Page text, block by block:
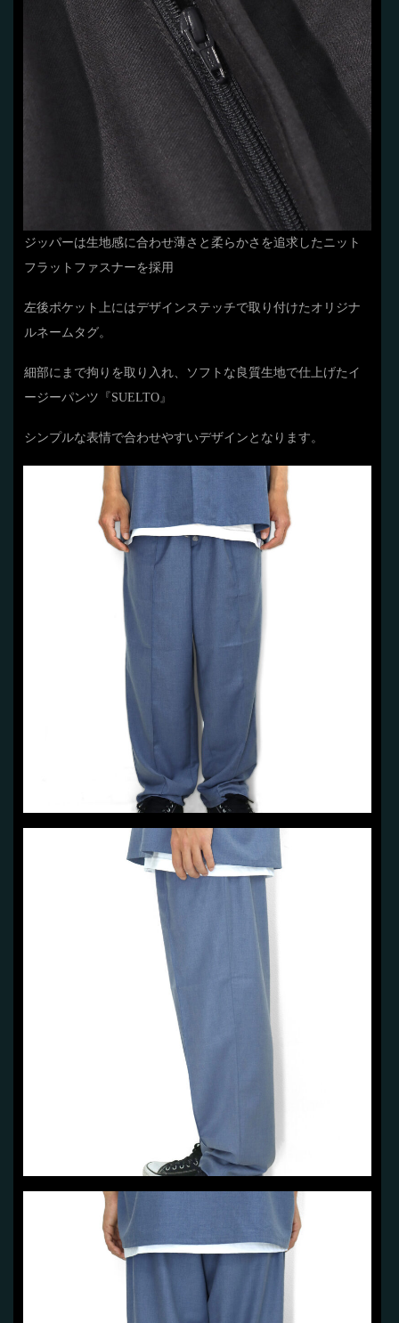
ジッパーは生地感に合わせ薄さと柔らかさを追求したニット
フラットファスナーを採用
左後ポケット上にはデザインステッチで取り付けたオリジナ
ルネームタグ。
細部にまで拘りを取り入れ、ソフトな良質生地で仕上げたイ
ージーパンツ『SUELTO』
シンプルな表情で合わせやすいデザインとなります。